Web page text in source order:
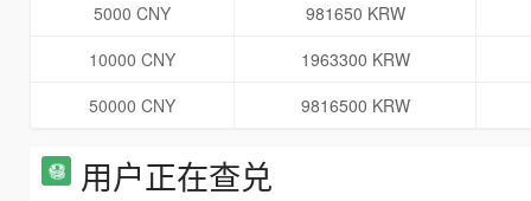
5000 CNY
981650 KRW
10000 CNY
1963300 KRW
50000 CNY
9816500 KRW
用户正在查兑